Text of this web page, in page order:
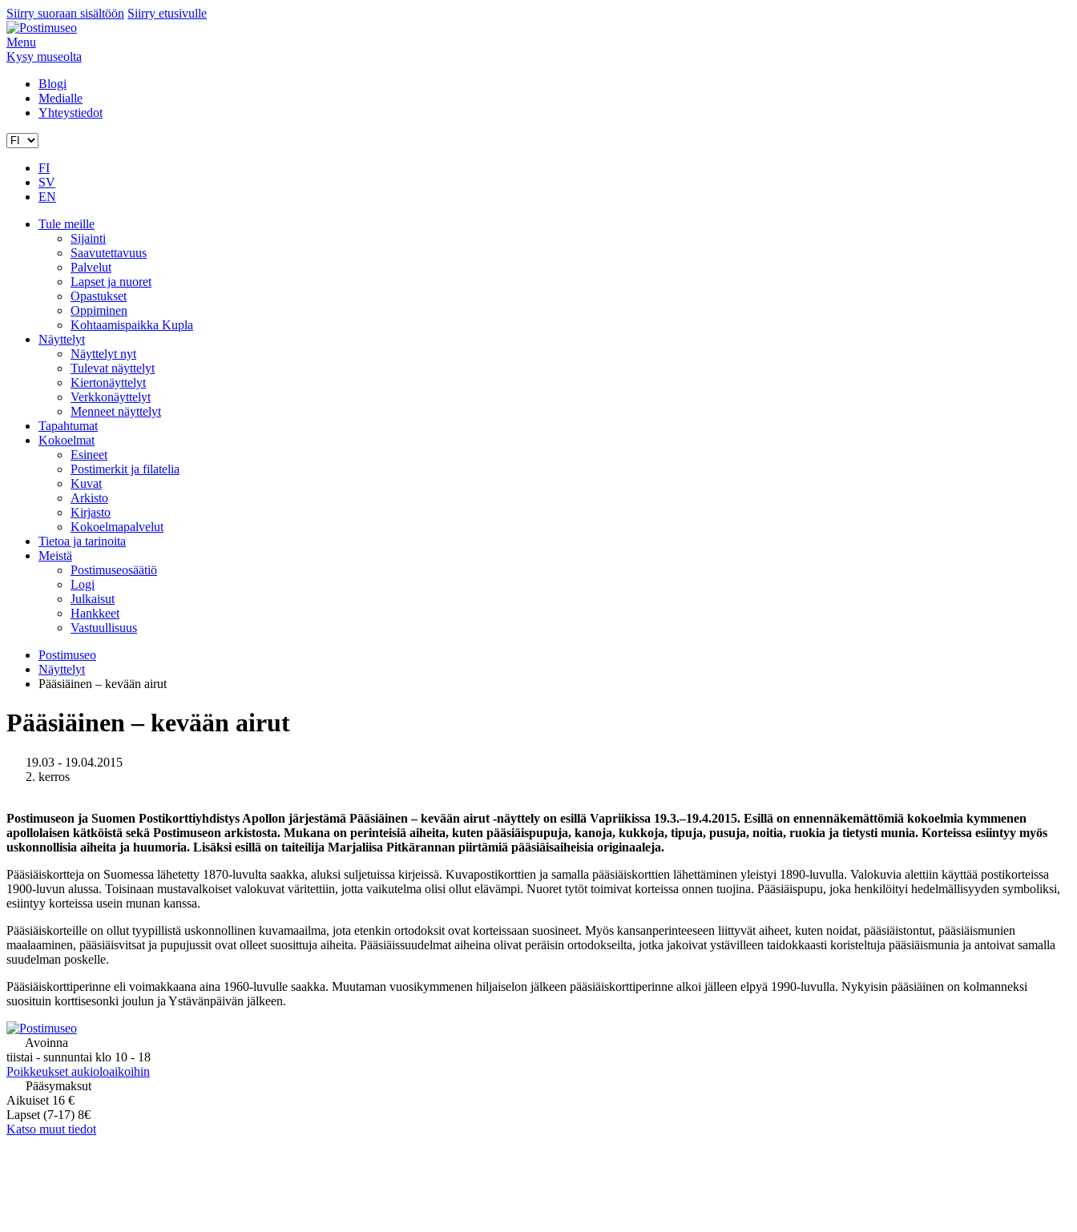
Siirry suoraan sisältöön Siirry etusivulle
Menu
Kysy museolta
Blogi
Medialle
Yhteystiedot
FI
SV
EN
Tule meille
Sijainti
Saavutettavuus
Palvelut
Lapset ja nuoret
Opastukset
Oppiminen
Kohtaamispaikka Kupla
Näyttelyt
Näyttelyt nyt
Tulevat näyttelyt
Kiertonäyttelyt
Verkkonäyttelyt
Menneet näyttelyt
Tapahtumat
Kokoelmat
Esineet
Postimerkit ja filatelia
Kuvat
Arkisto
Kirjasto
Kokoelmapalvelut
Tietoa ja tarinoita
Meistä
Postimuseosäätiö
Logi
Julkaisut
Hankkeet
Vastuullisuus
Postimuseo
Näyttelyt
Pääsiäinen – kevään airut
Pääsiäinen – kevään airut
19.03 - 19.04.2015
2. kerros
Postimuseon ja Suomen Postikorttiyhdistys Apollon järjestämä Pääsiäinen – kevään airut -näyttely on esillä Vapriikissa 19.3.–19.4.2015. Esillä on ennennäkemättömiä kokoelmia kymmenen
apollolaisen kätköistä sekä Postimuseon arkistosta. Mukana on perinteisiä aiheita, kuten pääsiäispupuja, kanoja, kukkoja, tipuja, pusuja, noitia, ruokia ja tietysti munia. Korteissa esiintyy myös
uskonnollisia aiheita ja huumoria. Lisäksi esillä on taiteilija Marjaliisa Pitkärannan piirtämiä pääsiäisaiheisia originaaleja.
Pääsiäiskortteja on Suomessa lähetetty 1870-luvulta saakka, aluksi suljetuissa kirjeissä. Kuvapostikorttien ja samalla pääsiäiskorttien lähettäminen yleistyi 1890-luvulla. Valokuvia alettiin käyttää postikorteissa
1900-luvun alussa. Toisinaan mustavalkoiset valokuvat väritettiin, jotta vaikutelma olisi ollut elävämpi. Nuoret tytöt toimivat korteissa onnen tuojina. Pääsiäispupu, joka henkilöityi hedelmällisyyden symboliksi,
esiintyy korteissa usein munan kanssa.
Pääsiäiskorteille on ollut tyypillistä uskonnollinen kuvamaailma, jota etenkin ortodoksit ovat korteissaan suosineet. Myös kansanperinteeseen liittyvät aiheet, kuten noidat, pääsiäistontut, pääsiäismunien
maalaaminen, pääsiäisvitsat ja pupujussit ovat olleet suosittuja aiheita. Pääsiäissuudelmat aiheina olivat peräisin ortodokseilta, jotka jakoivat ystävilleen taidokkaasti koristeltuja pääsiäismunia ja antoivat samalla
suudelman poskelle.
Pääsiäiskorttiperinne eli voimakkaana aina 1960-luvulle saakka. Muutaman vuosikymmenen hiljaiselon jälkeen pääsiäiskorttiperinne alkoi jälleen elpyä 1990-luvulla. Nykyisin pääsiäinen on kolmanneksi
suosituin korttisesonki joulun ja Ystävänpäivän jälkeen.
Avoinna
tiistai - sunnuntai klo 10 - 18
Poikkeukset aukioloaikoihin
Pääsymaksut
Aikuiset 16 €
Lapset (7-17) 8€
Katso muut tiedot